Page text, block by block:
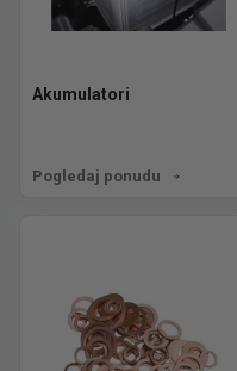
Akumulatori
Pogledaj ponudu